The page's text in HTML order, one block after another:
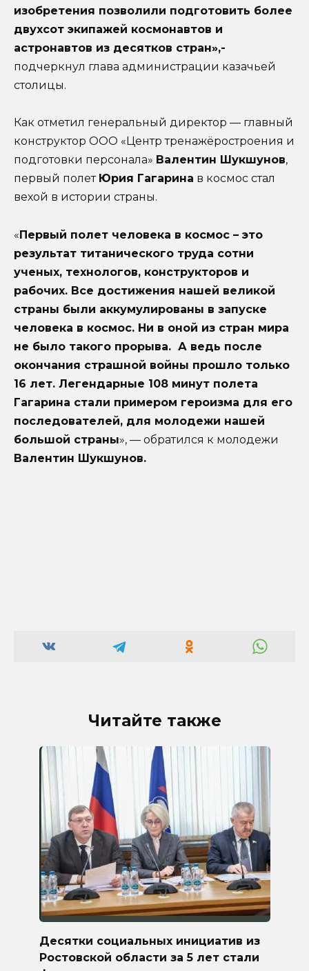
изобретения позволили подготовить более
двухсот экипажей космонавтов и
астронавтов из десятков стран»,-
подчеркнул глава администрации казачьей
столицы.
Как отметил генеральный директор — главный
конструктор ООО «Центр тренажёростроения и
подготовки персонала» Валентин Шукшунов,
первый полет Юрия Гагарина в космос стал
вехой в истории страны.
«Первый полет человека в космос – это
результат титанического труда сотни
ученых, технологов, конструкторов и
рабочих. Все достижения нашей великой
страны были аккумулированы в запуске
человека в космос. Ни в оной из стран мира
не было такого прорыва. А ведь после
окончания страшной войны прошло только
16 лет. Легендарные 108 минут полета
Гагарина стали примером героизма для его
последователей, для молодежи нашей
большой страны», — обратился к молодежи
Валентин Шукшунов.
Читайте также
Десятки социальных инициатив из
Ростовской области за 5 лет стали